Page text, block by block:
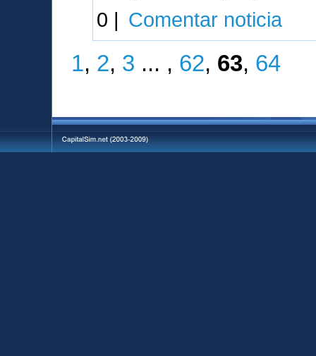
0 | Comentar noticia
1, 2, 3 ... , 62, 63, 64